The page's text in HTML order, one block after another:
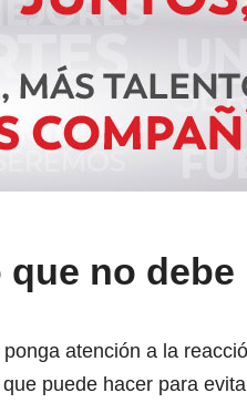
que no
atención a la
puede hacer para